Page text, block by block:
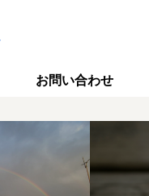
お問い合わせ